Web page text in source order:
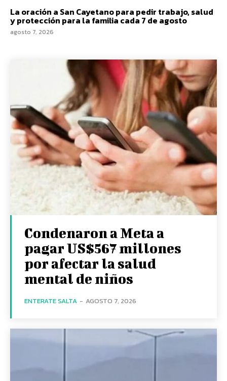
La oración a San Cayetano para pedir trabajo, salud
y protección para la familia cada 7 de agosto
agosto 7, 2026
Condenaron a Meta a
pagar US$567 millones
por afectar la salud
mental de niños
ENTERATE SALTA - AGOSTO 7, 2026